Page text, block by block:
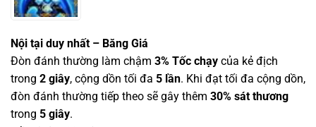
Nội tại duy nhất – Băng Giá
Đòn đánh thường làm chậm 3% Tốc chạy của kẻ địch
trong 2 giây, cộng dồn tối đa 5 lần. Khi đạt tối đa cộng dồn,
đòn đánh thường tiếp theo sẽ gây thêm 30% sát thương
trong 5 giây.